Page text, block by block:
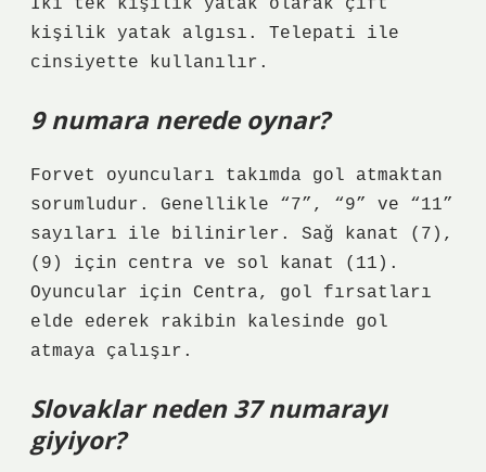
İki tek kişilik yatak olarak çift
kişilik yatak algısı. Telepati ile
cinsiyette kullanılır.
9 numara nerede oynar?
Forvet oyuncuları takımda gol atmaktan
sorumludur. Genellikle “7”, “9” ve “11”
sayıları ile bilinirler. Sağ kanat (7),
(9) için centra ve sol kanat (11).
Oyuncular için Centra, gol fırsatları
elde ederek rakibin kalesinde gol
atmaya çalışır.
Slovaklar neden 37 numarayı
giyiyor?